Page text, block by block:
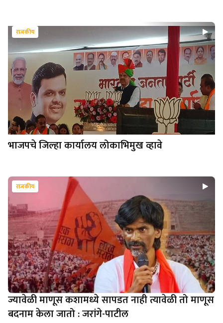
राजकीय
भाजपचे जिल्हा कार्यालय लोकाभिमुख व्हावे
राजकीय
ज्यावेळी माणूस कशामध्ये सापडत नाही त्यावेळी तो माणूस
बदनाम केला जातो : जरांगे-पाटील